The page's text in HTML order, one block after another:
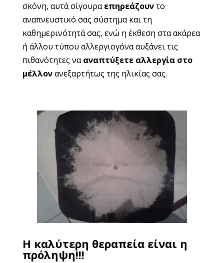
σκόνη, αυτά σίγουραεπηρεάζουντο
αναπνευστικό σας σύστημα και τη
καθημερινότητά σας, ενώ η έκθεση στα ακάρεα
ή άλλου τύπου αλλεργιογόνα αυξάνει τις
πιθανότητες νααναπτύξετε αλλεργία στο
μέλλονανεξαρτήτως της ηλικίας σας.
Η καλύτερη θεραπεία είναι η
πρόληψη!!!